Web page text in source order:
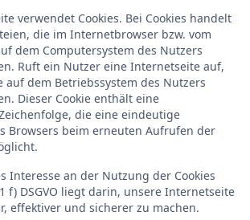
verwendet Cookies. Bei Cookies handelt
die im Internetbrowser bzw. vom
dem Computersystem des Nutzers
Ruft ein Nutzer eine Internetseite auf,
auf dem Betriebssystem des Nutzers
Dieser Cookie enthält eine
die eine eindeutige
Browsers beim erneuten Aufrufen der
Interesse an der Nutzung der Cookies
f) DSGVO liegt darin, unsere Internetseite
effektiver und sicherer zu machen.